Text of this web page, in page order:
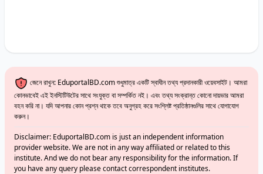
জেনে রাখুন: EduportalBD.com শুধুমাত্র একটি স্বাধীন তথ্য প্রদানকারী ওয়েবসাইট। আমরা
কোনভাবেই এই ইনস্টিটিউটের সাথে সংযুক্ত বা সম্পর্কিত নই। এবং তথ্য সংক্রান্ত কোনো দায়ভার আমরা
বহন করি না। যদি আপনার কোন প্রশ্ন থাকে তবে অনুগ্রহ করে সংশ্লিষ্ট প্রতিষ্ঠানগুলির সাথে যোগাযোগ
করুন।
Disclaimer: EduportalBD.com is just an independent information
provider website. We are not in any way affiliated or related to this
institute. And we do not bear any responsibility for the information. If
you have any query please contact correspondent institutes.